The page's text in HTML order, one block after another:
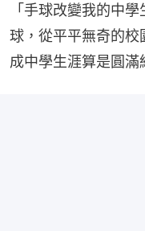
「手球改變我的中
球，從平平無奇的
成中學生涯算是圓滿